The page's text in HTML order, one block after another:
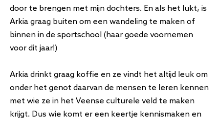
door te brengen met mijn dochters. En als het lukt, is
Arkia graag buiten om een wandeling te maken of
binnen in de sportschool (haar goede voornemen
voor dit jaar!)
Arkia drinkt graag koffie en ze vindt het altijd leuk om
onder het genot daarvan de mensen te leren kennen
met wie ze in het Veense culturele veld te maken
krijgt. Dus wie komt er een keertje kennismaken en